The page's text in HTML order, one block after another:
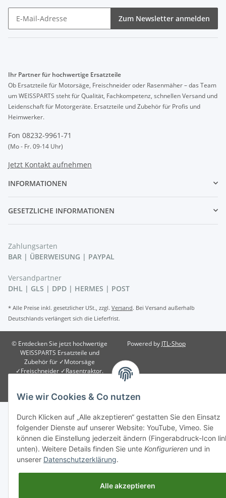
Zum Newsletter anmelden
Ihr Partner für hochwertige Ersatzteile
Ob Ersatzteile für Motorsäge, Freischneider oder Rasenmäher – das Team
um WEISSPARTS steht für Qualität, Fachkompetenz, schnellen Versand und
Leidenschaft für Motorgeräte. Ersatzteile und Zubehör für Profis und
Heimwerker.
Fon 08232-9961-71
(Mo - Fr. 09-14 Uhr)
Jetzt Kontakt aufnehmen
INFORMATIONEN
GESETZLICHE INFORMATIONEN
Zahlungsarten
BAR | ÜBERWEISUNG | PAYPAL
Versandpartner
DHL | GLS | DPD | HERMES | POST
* Alle Preise inkl. gesetzlicher USt., zzgl. Versand. Bei Versand außerhalb
Deutschlands verlängert sich die Lieferfrist.
© Entdecken Sie jetzt hochwertige
WEISSPARTS Ersatzteile und
Zubehör für ✓Motorsäge
✓Freischneider ✓Rasentraktor.
Powered by JTL-Shop
Wie wir Cookies & Co nutzen
Durch Klicken auf „Alle akzeptieren“ gestatten Sie den Einsatz
folgender Dienste auf unserer Website: YouTube, Vimeo. Sie
können die Einstellung jederzeit ändern (Fingerabdruck-Icon
unten). Weitere Details finden Sie unte Konfigurieren und in
unserer Datenschutzerklärung.
Alle akzeptieren